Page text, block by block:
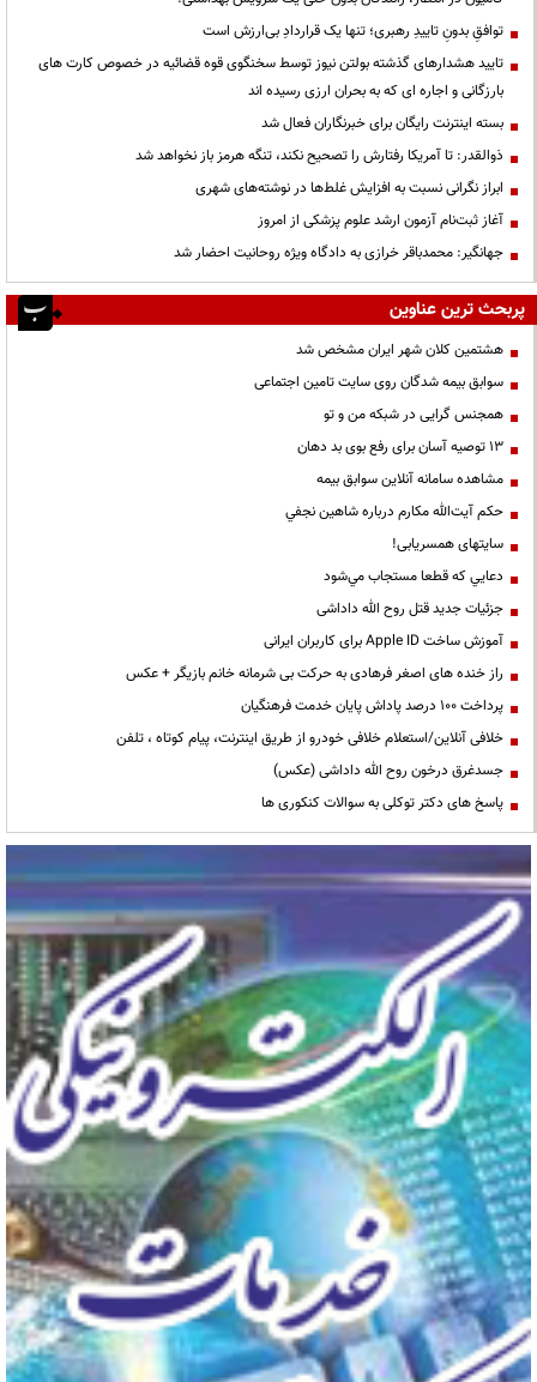
توافقِ بدونِ تاییدِ رهبری؛ تنها یک قراردادِ بی‌ارزش است
تایید هشدارهای گذشته بولتن نیوز توسط سخنگوی قوه قضائیه در خصوص کارت های
بارزگانی و اجاره ای که به بحران ارزی رسیده اند
بسته اینترنت رایگان برای خبرنگاران فعال شد
ذوالقدر: تا آمریکا رفتارش را تصحیح نکند، تنگه هرمز باز نخواهد شد
ابراز نگرانی نسبت به افزایش غلط‌ها در نوشته‌های شهری
آغاز ثبت‌نام آزمون ارشد علوم پزشکی از امروز
جهانگیر: محمدباقر خرازی به دادگاه ویژه روحانیت احضار شد
پربحث ترین عناوین
هشتمین کلان شهر ایران مشخص شد
سوابق بیمه شدگان روی سایت تامین اجتماعی
همجنس گرایی در شبکه من و تو
13 توصیه آسان برای رفع بوی بد دهان
مشاهده سامانه آنلاين سوابق بیمه
حكم آيت‌الله مكارم درباره شاهين نجفي
سایتهای همسریابی!
دعايي كه قطعا مستجاب مي‌شود
جزئیات جدید قتل روح الله داداشی
آموزش ساخت Apple ID برای کاربران ایرانی
راز خنده های اصغر فرهادی به حرکت بی شرمانه خانم بازیگر + عکس
پرداخت ۱۰۰ درصد پاداش پایان خدمت فرهنگیان
خلافی آنلاین/استعلام خلافی خودرو از طریق اینترنت، پیام کوتاه ، تلفن
جسدغرق درخون روح الله داداشی (عکس)
پاسخ های دکتر توکلی به سوالات کنکوری ها